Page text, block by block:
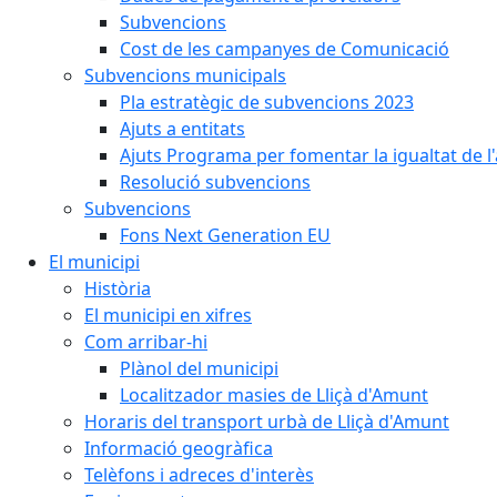
Subvencions
Cost de les campanyes de Comunicació
Subvencions municipals
Pla estratègic de subvencions 2023
Ajuts a entitats
Ajuts Programa per fomentar la igualtat de
Resolució subvencions
Subvencions
Fons Next Generation EU
El municipi
Història
El municipi en xifres
Com arribar-hi
Plànol del municipi
Localitzador masies de Lliçà d'Amunt
Horaris del transport urbà de Lliçà d'Amunt
Informació geogràfica
Telèfons i adreces d'interès